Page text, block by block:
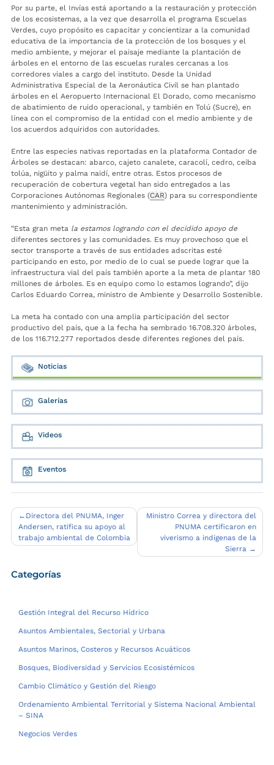
Por su parte, el Invías está aportando a la restauración y protección
de los ecosistemas, a la vez que desarrolla el programa Escuelas
Verdes, cuyo propósito es capacitar y concientizar a la comunidad
educativa de la importancia de la protección de los bosques y el
medio ambiente, y mejorar el paisaje mediante la plantación de
árboles en el entorno de las escuelas rurales cercanas a los
corredores viales a cargo del instituto. Desde la Unidad
Administrativa Especial de la Aeronáutica Civil se han plantado
árboles en el Aeropuerto Internacional El Dorado, como mecanismo
de abatimiento de ruido operacional, y también en Tolú (Sucre), en
línea con el compromiso de la entidad con el medio ambiente y de
los acuerdos adquiridos con autoridades.
Entre las especies nativas reportadas en la plataforma Contador de
Árboles se destacan: abarco, cajeto canalete, caracolí, cedro, ceiba
tolúa, nigüito y palma naidí, entre otras. Estos procesos de
recuperación de cobertura vegetal han sido entregados a las
Corporaciones Autónomas Regionales (CAR) para su correspondiente
mantenimiento y administración.
“Esta gran meta la estamos logrando con el decidido apoyo de
diferentes sectores y las comunidades. Es muy provechoso que el
sector transporte a través de sus entidades adscritas esté
participando en esto, por medio de lo cual se puede lograr que la
infraestructura vial del país también aporte a la meta de plantar 180
millones de árboles. Es en equipo como lo estamos logrando”, dijo
Carlos Eduardo Correa, ministro de Ambiente y Desarrollo Sostenible.
La meta ha contado con una amplia participación del sector
productivo del país, que a la fecha ha sembrado 16.708.320 árboles,
de los 116.712.277 reportados desde diferentes regiones del país.
Noticias
Galerías
Videos
Eventos
Navegación
de
entradas
Directora del PNUMA, Inger
Andersen, ratifica su apoyo al
trabajo ambiental de Colombia
Ministro Correa y directora del
PNUMA certificaron en
viverismo a indígenas de la
Sierra
Categorías
Gestión Integral del Recurso Hídrico
Asuntos Ambientales, Sectorial y Urbana
Asuntos Marinos, Costeros y Recursos Acuáticos
Bosques, Biodiversidad y Servicios Ecosistémicos
Cambio Climático y Gestión del Riesgo
Ordenamiento Ambiental Territorial y Sistema Nacional Ambiental
– SINA
Negocios Verdes